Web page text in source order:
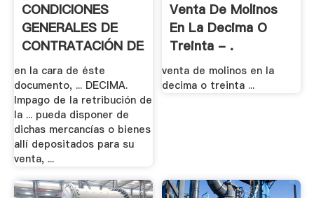
CONDICIONES
GENERALES DE
CONTRATACIÓN DE
.
en la cara de éste
documento, ... DECIMA.
Impago de la retribución de
la ... pueda disponer de
dichas mercancías o bienes
allí depositados para su
venta, ...
Venta De Molinos
En La Decima O
Treinta - .
venta de molinos en la
decima o treinta ...